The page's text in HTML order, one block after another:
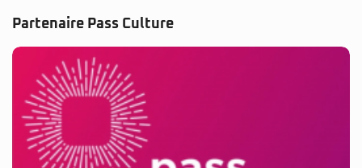
Partenaire Pass Culture